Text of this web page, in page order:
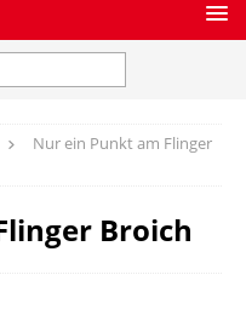
Nur ein Punkt am Flinger
Broich